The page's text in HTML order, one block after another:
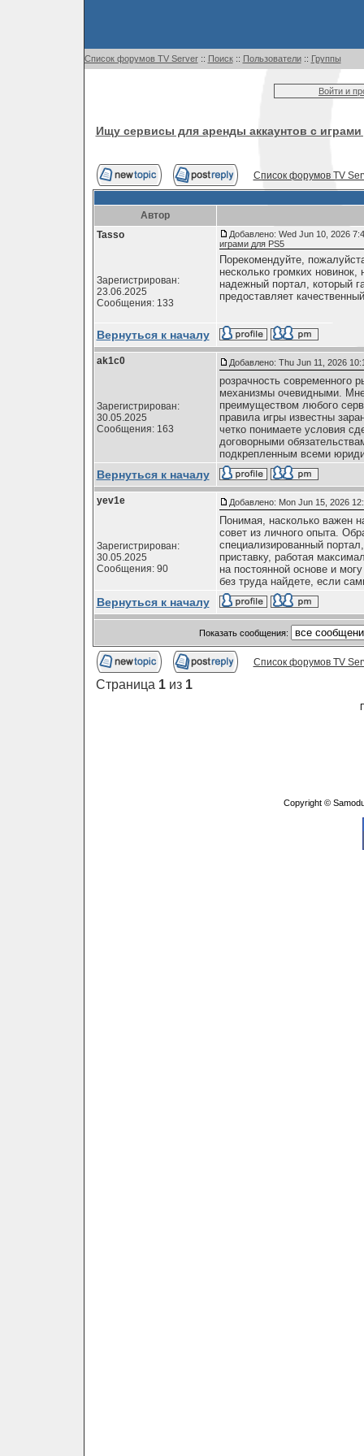
Список форумов TV Server:: Поиск:: Пользователи:: Группы
Войти и
Ищу сервисы для аренды аккаунтов с играми
Список форумов TV
Автор
Tasso
Зарегистрирован:
23.06.2025
Сообщения: 133
Добавлено: Wed Jun 10, 2026
играми для PS5
Порекомендуйте,
несколько громких
надежный портал, который
предоставляет
Вернуться к началу
ak1c0
Зарегистрирован:
30.05.2025
Сообщения: 163
Добавлено: Thu Jun 11, 2026
розрачность современного
механизмы очевидными.
преимуществом любого
правила игры известны
четко понимаете условия
договорными
подкрепленным всеми
Вернуться к началу
yev1e
Зарегистрирован:
30.05.2025
Сообщения: 90
Добавлено: Mon Jun 15, 2026
Понимая, насколько важен
совет из личного опыта.
специализированный
приставку, работая
на постоянной основе и
без труда найдете, если
Вернуться к началу
Показать сообщения:
Список форумов TV
Страница 1из 1
Copyright ©